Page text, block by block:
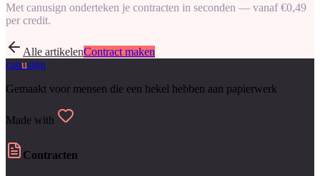
Met canusign onderteken je contracten in seconden — vanaf €0,49
per credit.
Alle artikelenContract maken
canusign
Gemaakt voor mensen die een hekel hebben aan papierwerk
Made with
Contracten